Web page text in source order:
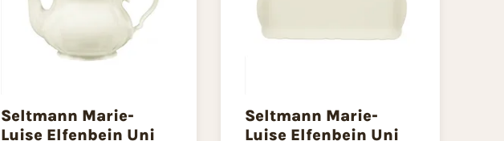
Seltmann Marie-
Luise Elfenbein Uni
Seltmann Marie-
Luise Elfenbein Uni